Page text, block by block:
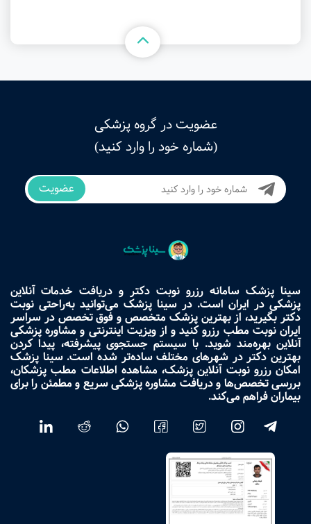
عضویت در گروه پزشکی
(شماره خود را وارد کنید)
عضویت
سینا پزشک سامانه رزرو نوبت دکتر و دریافت خدمات آنلاین
پزشکی در ایران است. در سینا پزشک می‌توانید به‌راحتی نوبت
دکتر بگیرید، از بهترین پزشک متخصص و فوق تخصص در سراسر
ایران نوبت مطب رزرو کنید و از ویزیت اینترنتی و مشاوره پزشکی
آنلاین بهره‌مند شوید. با سیستم جستجوی پیشرفته، پیدا کردن
بهترین دکتر در شهرهای مختلف ساده‌تر شده است. سینا پزشک
امکان رزرو نوبت آنلاین پزشک، مشاهده اطلاعات مطب پزشکان،
بررسی تخصص‌ها و دریافت مشاوره پزشکی سریع و مطمئن را برای
بیماران فراهم می‌کند.